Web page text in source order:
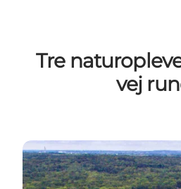
Tre
vej
Trelde Næs